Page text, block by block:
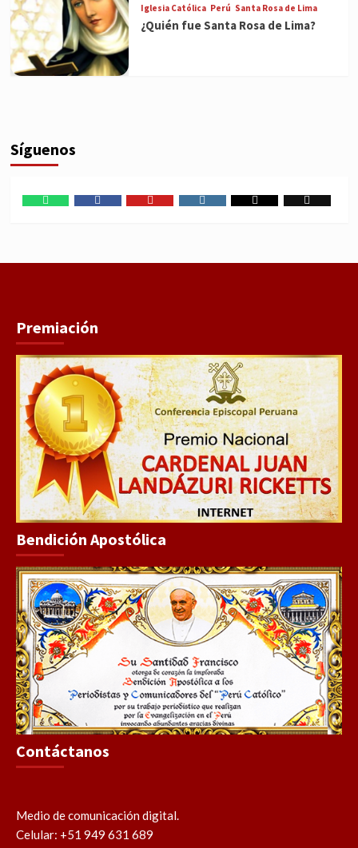
Iglesia Católica Perú Santa Rosa de Lima
¿Quién fue Santa Rosa de Lima?
Síguenos
Premiación
Bendición Apostólica
Contáctanos
Medio de comunicación digital.
Celular: +51 949 631 689